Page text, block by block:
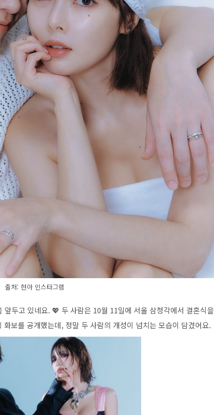
출처: 현아 인스타그램
두고 있네요. 💖 두 사람은 10월 11일에 서울 삼청각에서 결혼식을
보를 공개했는데, 정말 두 사람의 개성이 넘치는 모습이 담겼어요.